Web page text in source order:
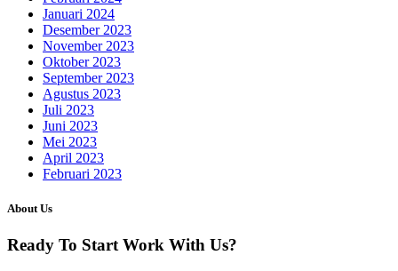
Januari 2024
Desember 2023
November 2023
Oktober 2023
September 2023
Agustus 2023
Juli 2023
Juni 2023
Mei 2023
April 2023
Februari 2023
About Us
Ready To StartWork With Us?